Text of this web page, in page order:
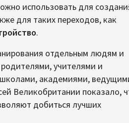
использовать для
для таких переходов, как
.
отдельным людям и
учителями и
академиями,
Великобритании показало,
добиться лучших